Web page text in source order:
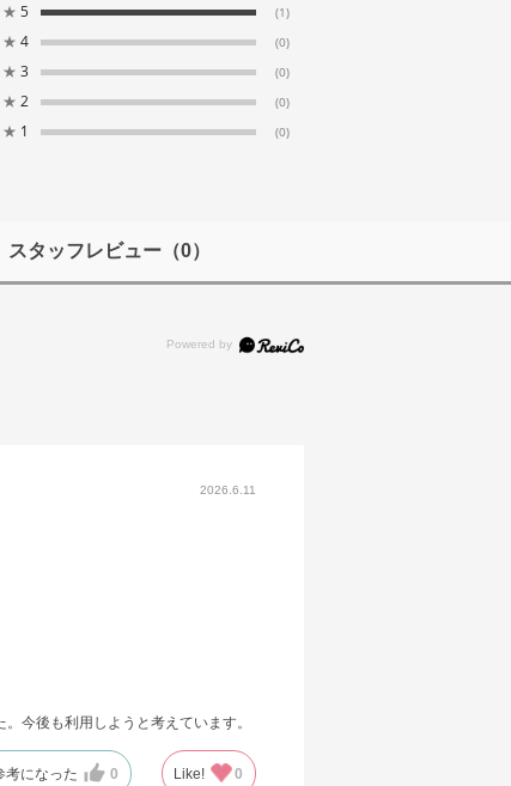
★ 5 (1)
★ 4 (0)
★ 3 (0)
★ 2 (0)
★ 1 (0)
スタッフレビュー（0）
2026.6.11
今後も利用しようと考えています。
考になった 0 Like! 0